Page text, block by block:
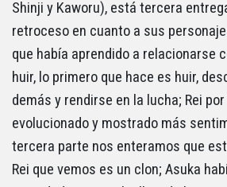
Shinji y Kaworu), está tercera
retroceso en cuanto a sus
que había aprendido a relacionarse
huir, lo primero que hace es huir,
demás y rendirse en la lucha; Rei
evolucionado y mostrado más
tercera parte nos enteramos que
Rei que vemos es un clon; Asuka